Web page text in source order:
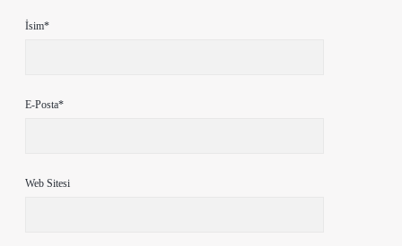
İsim*
E-Posta*
Web Sitesi